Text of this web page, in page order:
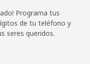
por ⁦€10⁩ -
Programa tus
de tu teléfono y
seres queridos.